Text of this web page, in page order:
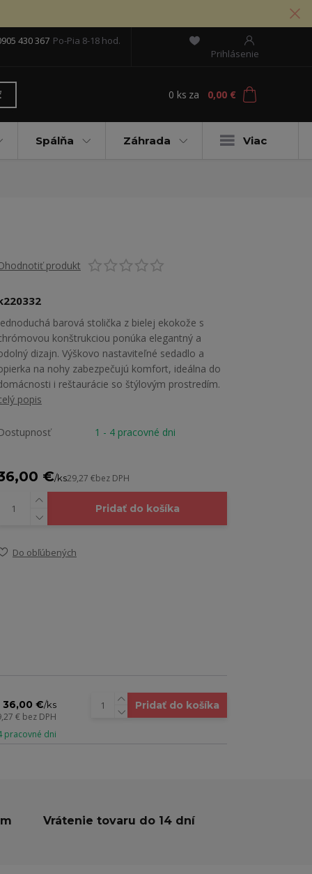
Prihlásenie
430 367 Po-Pia 8-18 hod.
0 ks za 0,00 €
Spálňa Záhrada Viac
produkt
barová stolička z bielej ekokože s
konštrukciou ponúka elegantný a
dizajn. Výškovo nastaviteľné sedadlo a
na nohy zabezpečujú komfort, ideálna do
i reštaurácie so štýlovým prostredím.
popis
1 - 4 pracovné dni
€/ks29,27 €bez DPH
Pridať do košíka
Do obľúbených
36,00 €/ks
€ bez DPH
pracovné dni
Pridať do košíka
Vrátenie tovaru do 14 dní